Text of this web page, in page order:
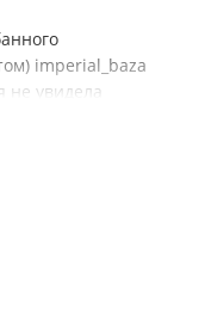
imperial_baza
не увидела
тоже. Вся
Баня 2000₽/час